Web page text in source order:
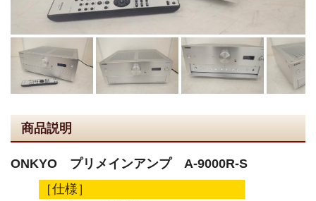
商品説明
ONKYO プリメインアンプ A-9000R-S
［仕様］